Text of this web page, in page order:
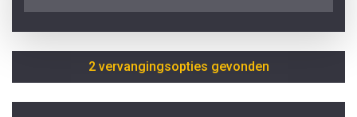
2 vervangingsopties gevonden